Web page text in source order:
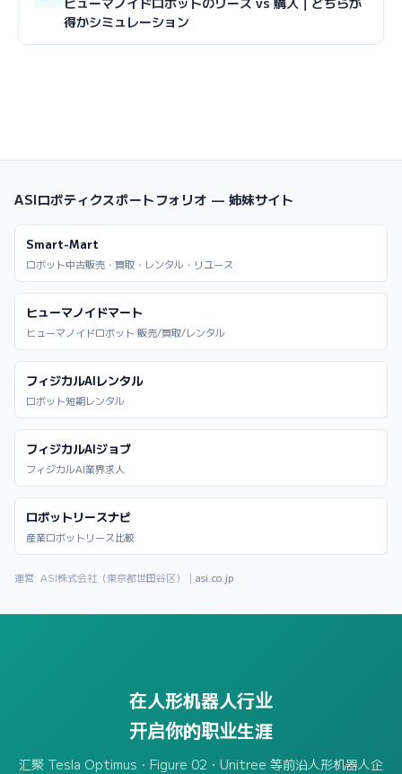
得かシミュレーション
ASIロボティクスポートフォリオ — 姉妹サイト
Smart-Mart
ロボット中古販売・買取・レンタル・リユース
ヒューマノイドマート
ヒューマノイドロボット 販売/買取/レンタル
フィジカルAIレンタル
ロボット短期レンタル
フィジカルAIジョブ
フィジカルAI業界求人
ロボットリースナビ
産業ロボットリース比較
運営: ASI株式会社（東京都世田谷区）｜ asi.co.jp
在人形机器人行业
开启你的职业生涯
汇聚 Tesla Optimus・Figure 02・Unitree 等前沿人形机器人企